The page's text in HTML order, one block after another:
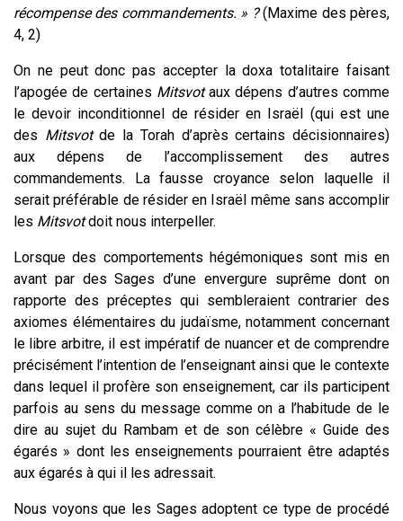
récompense des commandements. » ?(Maxime des pères,
4, 2)
On ne peut donc pas accepter la doxa totalitaire faisant
l’apogée de certaines Mitsvotaux dépens d’autres comme
le devoir inconditionnel de résider en Israël (qui est une
des Mitsvotde la Torah d’après certains décisionnaires)
aux dépens de l’accomplissement des autres
commandements. La fausse croyance selon laquelle il
serait préférable de résider en Israël même sans accomplir
les Mitsvotdoit nous interpeller.
Lorsque des comportements hégémoniques sont mis en
avant par des Sages d’une envergure suprême dont on
rapporte des préceptes qui sembleraient contrarier des
axiomes élémentaires du judaïsme, notamment concernant
le libre arbitre, il est impératif de nuancer et de comprendre
précisément l’intention de l’enseignant ainsi que le contexte
dans lequel il profère son enseignement, car ils participent
parfois au sens du message comme on a l’habitude de le
dire au sujet du Rambam et de son célèbre « Guide des
égarés » dont les enseignements pourraient être adaptés
aux égarés à qui il les adressait.
Nous voyons que les Sages adoptent ce type de procédé